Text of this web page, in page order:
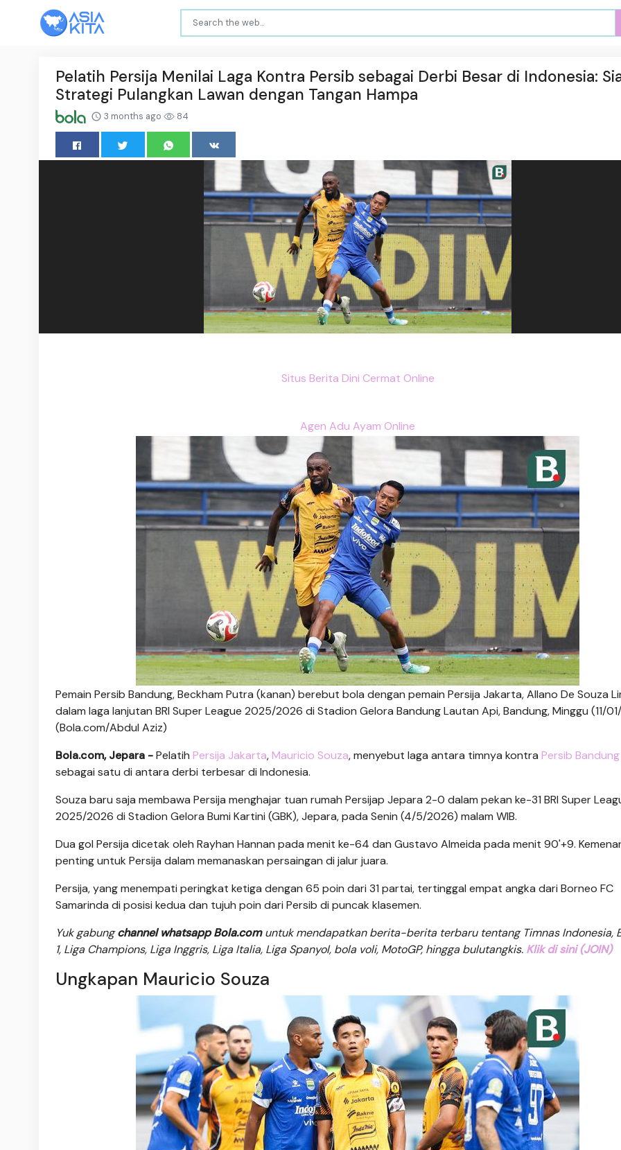
Pelatih Persija Menilai Laga Kontra Persib sebagai Derbi Besar di Indonesia:
Strategi Pulangkan Lawan dengan Tangan Hampa
3 months ago 84
Situs Berita Dini Cermat Online
Agen Adu Ayam Online
Pemain Persib Bandung, Beckham Putra (kanan) berebut bola dengan pemain Persija Jakarta, Allano De Souza
dalam laga lanjutan BRI Super League 2025/2026 di Stadion Gelora Bandung Lautan Api, Bandung, Minggu (11/
(Bola.com/Abdul Aziz)
Bola.com, Jepara -Pelatih Persija Jakarta,Mauricio Souza, menyebut laga antara timnya kontra Persib Bandung
sebagai satu di antara derbi terbesar di Indonesia.
Souza baru saja membawa Persija menghajar tuan rumah Persijap Jepara 2-0 dalam pekan ke-31 BRI Super
2025/2026 di Stadion Gelora Bumi Kartini (GBK), Jepara, pada Senin (4/5/2026) malam WIB.
Dua gol Persija dicetak oleh Rayhan Hannan pada menit ke-64 dan Gustavo Almeida pada menit 90'+9.
penting untuk Persija dalam memanaskan persaingan di jalur juara.
Persija, yang menempati peringkat ketiga dengan 65 poin dari 31 partai, tertinggal empat angka dari Borneo FC
Samarinda di posisi kedua dan tujuh poin dari Persib di puncak klasemen.
Yuk gabungchannel whatsapp Bola.comuntuk mendapatkan berita-berita terbaru tentang Timnas Indonesia,
1, Liga Champions, Liga Inggris, Liga Italia, Liga Spanyol, bola voli, MotoGP, hingga bulutangkis. Klik di sini (JOIN)
Ungkapan Mauricio Souza